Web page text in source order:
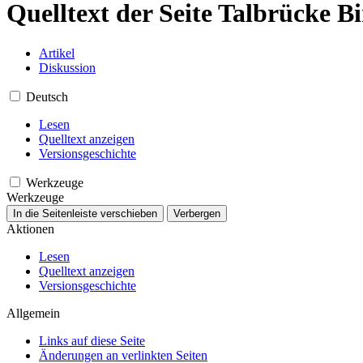
Quelltext der Seite Talbrücke
Artikel
Diskussion
Deutsch
Lesen
Quelltext anzeigen
Versionsgeschichte
Werkzeuge
Werkzeuge
In die Seitenleiste verschieben Verbergen
Aktionen
Lesen
Quelltext anzeigen
Versionsgeschichte
Allgemein
Links auf diese Seite
Änderungen an verlinkten Seiten